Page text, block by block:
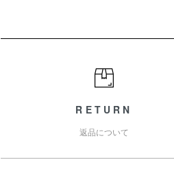
RETURN
返品について